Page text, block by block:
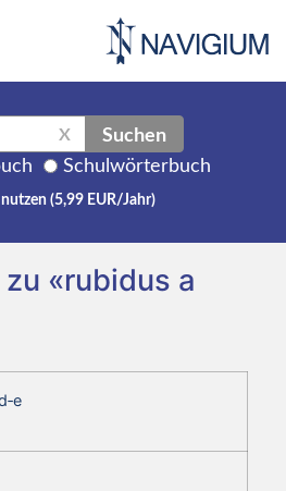
X Suchen
Schulwörterbuch
(5,99 EUR/Jahr)
«rubidus a